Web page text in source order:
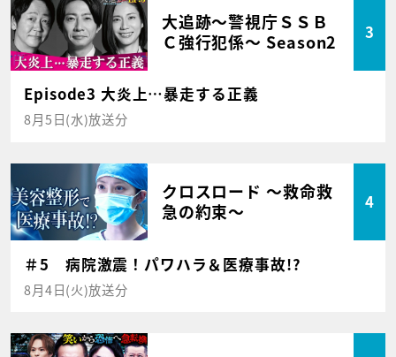
大追跡～警視庁ＳＳＢ
Ｃ強行犯係～ Season2
3
Episode3 大炎上…暴走する正義
8月5日(水)放送分
クロスロード ～救命救
急の約束～
4
＃5 病院激震！パワハラ＆医療事故!?
8月4日(火)放送分